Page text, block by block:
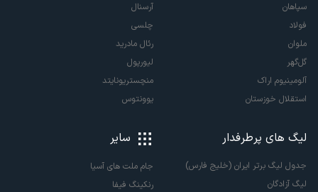
سپاهان
فولاد
ملوان
گل‌گهر
آلومینیوم اراک
استقلال خوزستان
آرسنال
چلسی
رئال مادرید
لیورپول
منچستریونایتد
یوونتوس
لیگ های پرطرفدار
جدول لیگ برتر ایران (خلیج فارس)
لیگ آزادگان
سایر
جام ملت های آسیا
رنکینگ فیفا